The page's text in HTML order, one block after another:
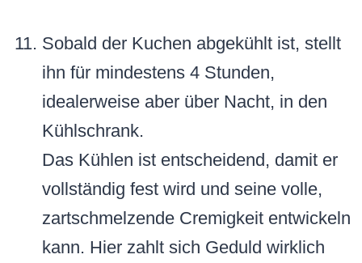
Sobald der Kuchen abgekühlt ist, stellt
ihn für mindestens 4 Stunden,
idealerweise aber über Nacht, in den
Kühlschrank.
Das Kühlen ist entscheidend, damit er
vollständig fest wird und seine volle,
zartschmelzende Cremigkeit entwickeln
kann. Hier zahlt sich Geduld wirklich